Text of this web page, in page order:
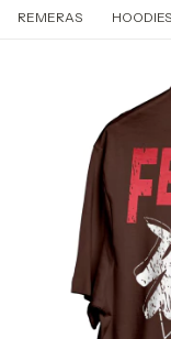
REMERAS HOODIES